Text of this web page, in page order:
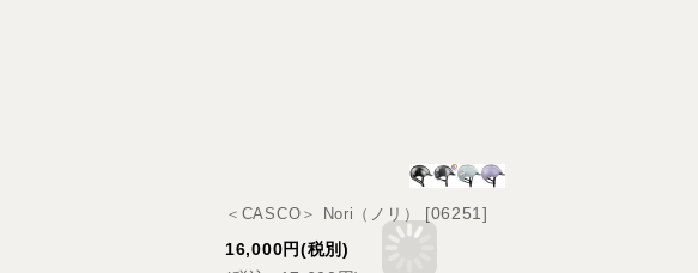
＜CASCO＞ Nori（ノリ） [06251]
16,000円(税別)